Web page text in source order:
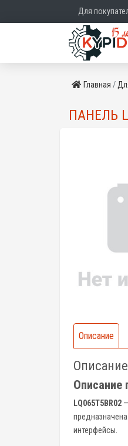
Для
Главная
ПАНЕЛЬ
Описание
Описание
LQ065T5BR02
интерфейсы.